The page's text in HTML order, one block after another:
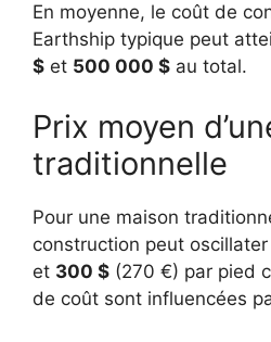
En moyenne, le coût de
Earthship typique peut
$ et 500 000 $ au total.
Prix moyen
traditionnelle
Pour une maison
construction peut
et 300 $ (270 €) par pied
de coût sont influencées